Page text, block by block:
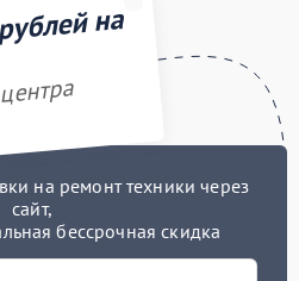
на
на ремонт техники через
сайт,
бессрочная скидка